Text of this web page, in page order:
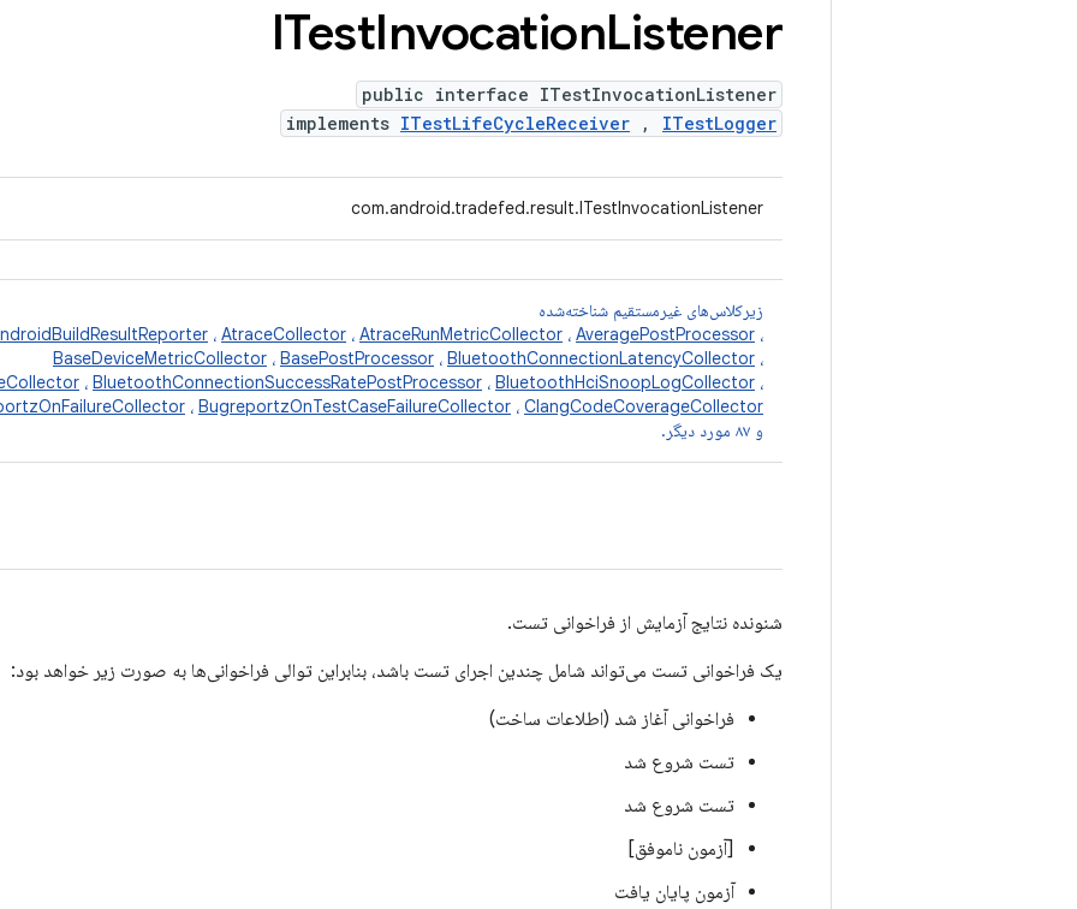
ITestInvocationListener
public interface ITestInvocationListener
implements ITestLifeCycleReceiver , ITestLogger
com.android.tradefed.result.ITestInvocationListener
زیرکلاس‌های غیرمستقیم شناخته‌شده
، AtraceCollector ، AtraceRunMetricCollector ، AveragePostProcessor ،
BaseDeviceMetricCollector ، BasePostProcessor ، BluetoothConnectionLatencyCollector ،
، BluetoothConnectionSuccessRatePostProcessor ، BluetoothHciSnoopLogCollector ،
، BugreportzOnTestCaseFailureCollector ، ClangCodeCoverageCollector
و ۸۷ مورد دیگر.
شنونده نتایج آزمایش از فراخوانی تست.
یک فراخوانی تست می‌تواند شامل چندین اجرای تست باشد، بنابراین توالی فراخوانی‌ها به صورت زیر خواهد بود:
فراخوانی آغاز شد (اطلاعات ساخت)
تست شروع شد
تست شروع شد
[آزمون ناموفق]
آزمون پایان یافت